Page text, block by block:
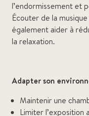
l’endormissement et
Écouter de la
également aider à
la relaxation.
Adapter son
Maintenir une
Limiter l’exposition